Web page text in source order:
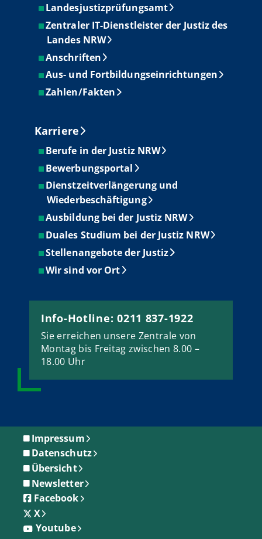
Landesjustizprüfungsamt
Zentraler IT-Dienstleister der Justiz des
Landes NRW
Anschriften
Aus- und Fortbildungseinrichtungen
Zahlen/Fakten
Karriere
Berufe in der Justiz NRW
Bewerbungsportal
Dienstzeitverlängerung und
Wiederbeschäftigung
Ausbildung bei der Justiz NRW
Duales Studium bei der Justiz NRW
Stellenangebote der Justiz
Wir sind vor Ort
Info-Hotline: 0211 837-1922
Sie erreichen unsere Zentrale von
Montag bis Freitag zwischen 8.00 –
18.00 Uhr
Impressum
Datenschutz
Übersicht
Newsletter
Facebook
X
Youtube